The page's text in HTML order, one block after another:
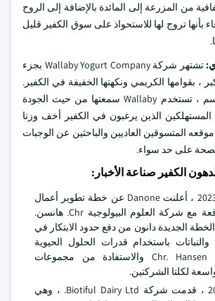
من المزرعة إلى المائدة بالإضافة إلى الروح
بأنها تروج لها للاستحواذ على سوق الكفير قليل
تشتهر شركة Wallaby Yogurt Company بجزء
، بقوامها الكريمي ونكهتها الخفيفة في الكفير.
في قطاع قليل الدسم ، تستخدم Wallaby سمعتها من حيث الجودة
المستهلكين الذين يرغبون في الكفير أخف وزنا
المتسوقين العاديين والباحثين عن الوجبات
على حد سواء.
الكفير صناعة الأخبار:
في سبتمبر 2023 ، أعلنت Danone عن خطة تطوير أعمال
مشتركة موقعة مع شركة العلوم البيولوجية Chr. هانسن.
الجديدة دانون من دفع حدود الابتكار في
والنباتات باستخدام قدرات الحلول الحيوية
الرائدة لدى Chr. Hansen والاستفادة من مجموعات
لكلتا الشركتين.
في مايو 2021 ، قدمت شركة Biotiful Dairy Ltd. ، وهي